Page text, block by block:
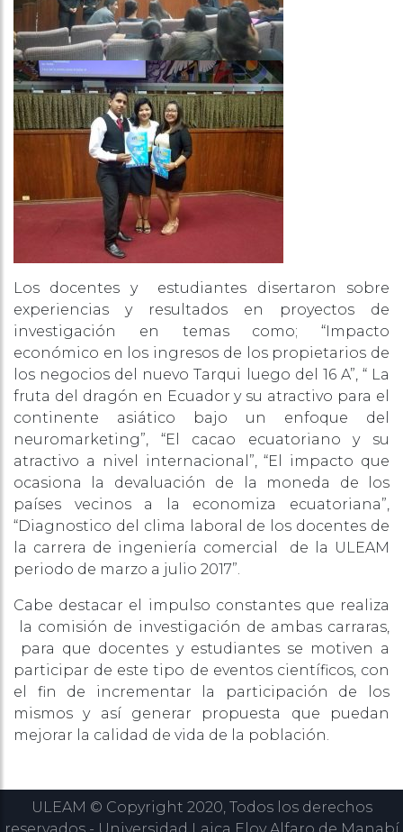
Los docentes y estudiantes disertaron sobre
experiencias y resultados en proyectos de
investigación en temas como; “Impacto
económico en los ingresos de los propietarios de
los negocios del nuevo Tarqui luego del 16 A”, “ La
fruta del dragón en Ecuador y su atractivo para el
continente asiático bajo un enfoque del
neuromarketing”, “El cacao ecuatoriano y su
atractivo a nivel internacional”, “El impacto que
ocasiona la devaluación de la moneda de los
países vecinos a la economiza ecuatoriana”,
“Diagnostico del clima laboral de los docentes de
la carrera de ingeniería comercial de la ULEAM
periodo de marzo a julio 2017”.
Cabe destacar el impulso constantes que realiza
la comisión de investigación de ambas carraras,
para que docentes y estudiantes se motiven a
participar de este tipo de eventos científicos, con
el fin de incrementar la participación de los
mismos y así generar propuesta que puedan
mejorar la calidad de vida de la población.
ULEAM © Copyright 2020, Todos los derechos